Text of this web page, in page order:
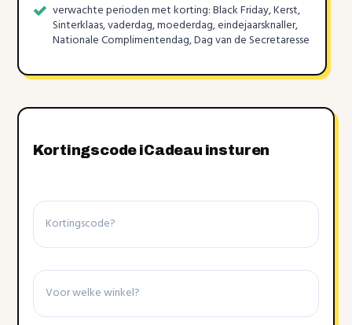
verwachte perioden met korting: Black Friday, Kerst,
Sinterklaas, vaderdag, moederdag, eindejaarsknaller,
Nationale Complimentendag, Dag van de Secretaresse
Kortingscode iCadeau insturen
Kortingscode
Winkel